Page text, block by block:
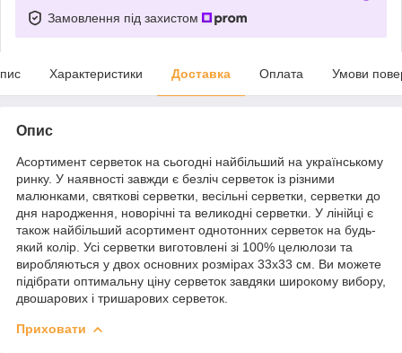
Замовлення під захистом
Характеристики Доставка Оплата Умови
Опис
Асортимент серветок на сьогодні найбільший на українському
ринку. У наявності завжди є безліч серветок із різними
малюнками, святкові серветки, весільні серветки, серветки до
дня народження, новорічні та великодні серветки. У лінійці є
також найбільший асортимент однотонних серветок на будь-
який колір. Усі серветки виготовлені зі 100% целюлози та
виробляються у двох основних розмірах 33х33 см. Ви можете
підібрати оптимальну ціну серветок завдяки широкому вибору,
двошарових і тришарових серветок.
Приховати